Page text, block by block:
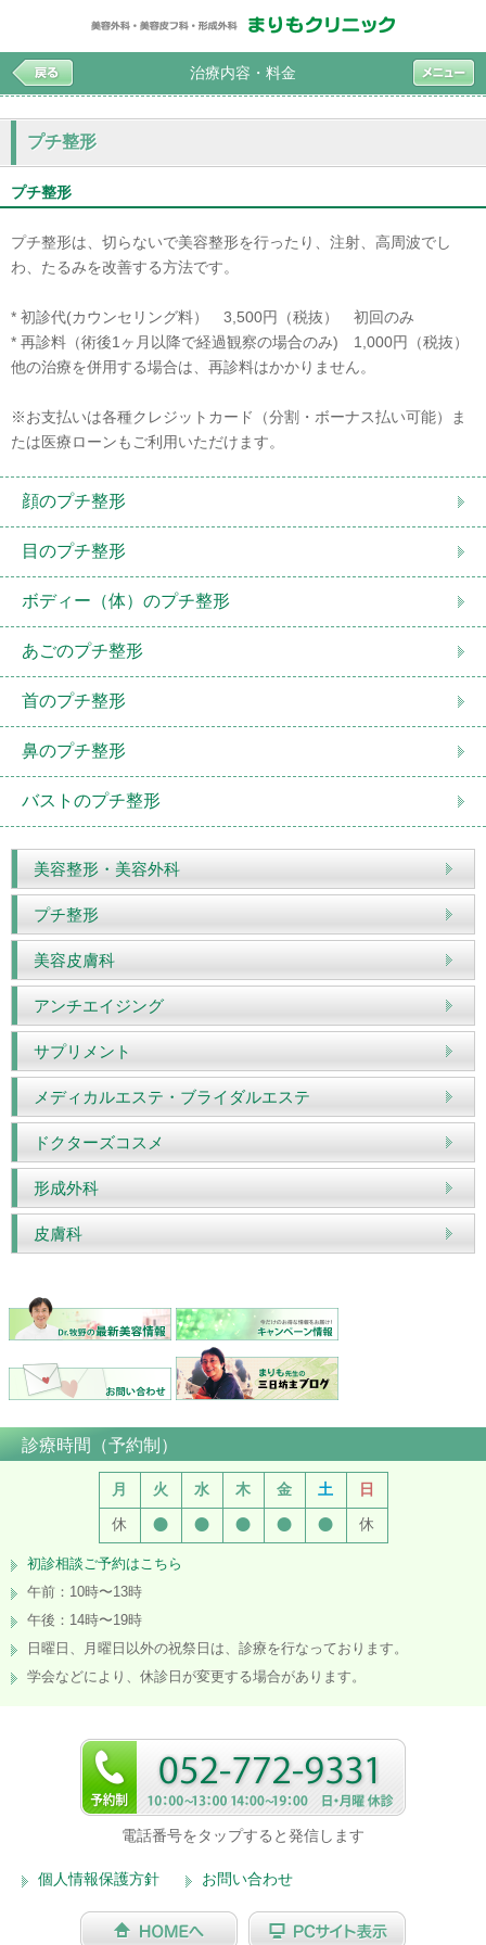
治療内容・料金
プチ整形
プチ整形
プチ整形は、切らないで美容整形を行ったり、注射、高周波でし
わ、たるみを改善する方法です。
* 初診代(カウンセリング料） 3,500円（税抜） 初回のみ
* 再診料（術後1ヶ月以降で経過観察の場合のみ) 1,000円（税抜）
他の治療を併用する場合は、再診料はかかりません。
※お支払いは各種クレジットカード（分割・ボーナス払い可能）ま
たは医療ローンもご利用いただけます。
顔のプチ整形
目のプチ整形
ボディー（体）のプチ整形
あごのプチ整形
首のプチ整形
鼻のプチ整形
バストのプチ整形
美容整形・美容外科
プチ整形
美容皮膚科
アンチエイジング
サプリメント
メディカルエステ・ブライダルエステ
ドクターズコスメ
形成外科
皮膚科
診療時間（予約制）
月 火 水 木 金 土
日
休
● ● ● ● ● 休
初診相談ご予約はこちら
午前：10時〜13時
午後：14時〜19時
日曜日、月曜日以外の祝祭日は、診療を行なっております。
学会などにより、休診日が変更する場合があります。
電話番号をタップすると発信します
個人情報保護方針 お問い合わせ